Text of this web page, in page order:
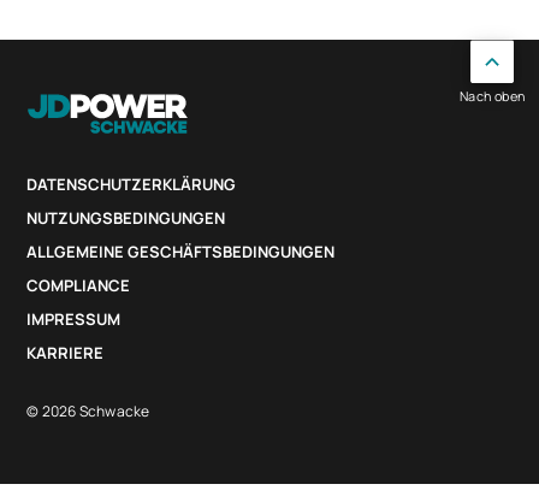
DATENSCHUTZERKLÄRUNG
NUTZUNGSBEDINGUNGEN
ALLGEMEINE GESCHÄFTSBEDINGUNGEN
COMPLIANCE
IMPRESSUM
KARRIERE
© 2026 Schwacke
Nach oben